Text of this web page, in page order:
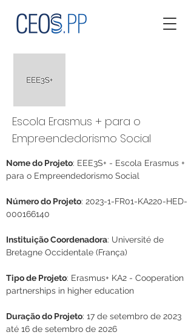
Escola Erasmus + para o
Empreendedorismo Social
Nome do Projeto: EEE3S+ - Escola Erasmus +
para o Empreendedorismo Social
Número do Projeto: 2023-1-FR01-KA220-HED-
000166140
Instituição Coordenadora: Université de
Bretagne Occidentale (França)
Tipo de Projeto: Erasmus+ KA2 - Cooperation
partnerships in higher education
Duração do Projeto: 17 de setembro de 2023
até 16 de setembro de 2026